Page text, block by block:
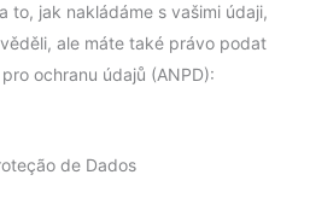
to, jak nakládáme s vašimi údaji,
ale máte také právo podat
ochranu údajů (ANPD):
de Dados